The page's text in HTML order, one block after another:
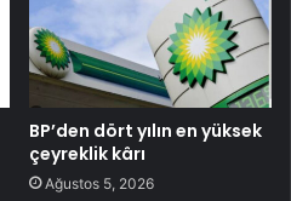
BP’den dört yılın en yüksek
çeyreklik kârı
Ağustos 5, 2026